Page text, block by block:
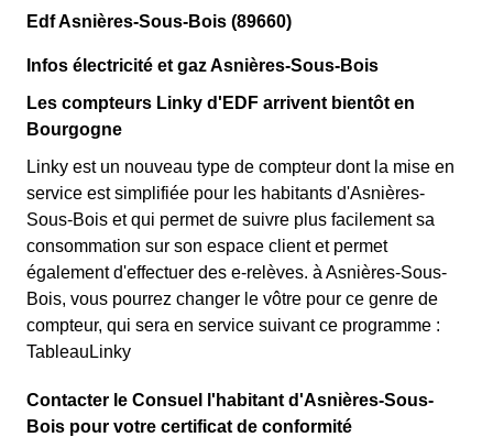
Edf Asnières-Sous-Bois (89660)
Infos électricité et gaz Asnières-Sous-Bois
Les compteurs Linky d'EDF arrivent bientôt en
Bourgogne
Linky est un nouveau type de compteur dont la mise en
service est simplifiée pour les habitants d'Asnières-
Sous-Bois et qui permet de suivre plus facilement sa
consommation sur son espace client et permet
également d'effectuer des e-relèves. à Asnières-Sous-
Bois, vous pourrez changer le vôtre pour ce genre de
compteur, qui sera en service suivant ce programme :
TableauLinky
Contacter le Consuel l'habitant d'Asnières-Sous-
Bois pour votre certificat de conformité